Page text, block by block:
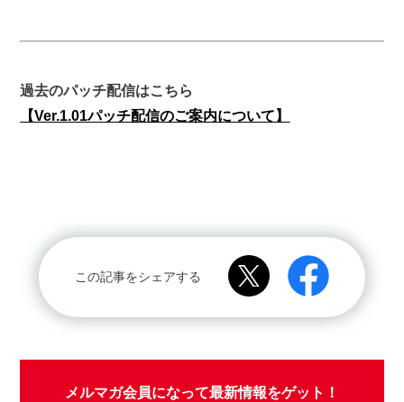
過去のパッチ配信はこちら
【Ver.1.01パッチ配信のご案内について】
この記事をシェアする
メルマガ会員になって最新情報をゲット！